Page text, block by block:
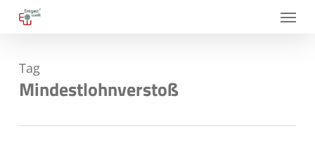
Skip
content
Menu
Tag
Mindestlohnverstoß